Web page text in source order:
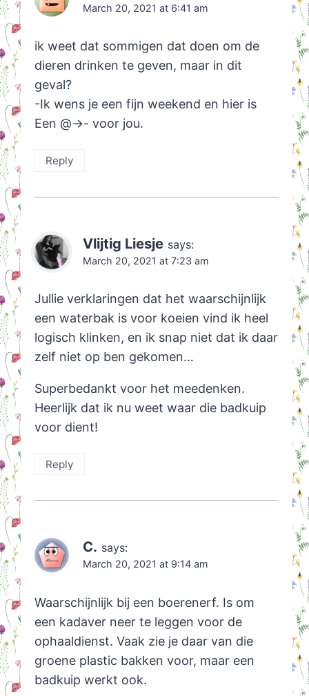
March 20, 2021 at 6:41 am
ik weet dat sommigen dat doen om de
dieren drinken te geven, maar in dit
geval?
-Ik wens je een fijn weekend en hier is
Een @->- voor jou.
Reply
Vlijtig Liesje says:
March 20, 2021 at 7:23 am
Jullie verklaringen dat het waarschijnlijk
een waterbak is voor koeien vind ik heel
logisch klinken, en ik snap niet dat ik daar
zelf niet op ben gekomen…
Superbedankt voor het meedenken.
Heerlijk dat ik nu weet waar die badkuip
voor dient!
Reply
C. says:
March 20, 2021 at 9:14 am
Waarschijnlijk bij een boerenerf. Is om
een kadaver neer te leggen voor de
ophaaldienst. Vaak zie je daar van die
groene plastic bakken voor, maar een
badkuip werkt ook.